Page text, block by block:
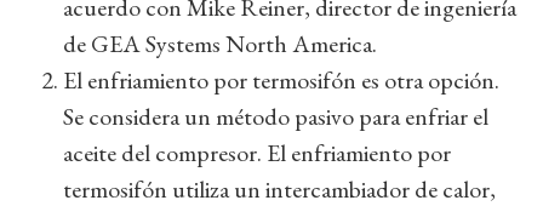
acuerdo con Mike Reiner, director de ingeniería
de GEA Systems North America.
El enfriamiento por termosifón es otra opción.
Se considera un método pasivo para enfriar el
aceite del compresor. El enfriamiento por
termosifón utiliza un intercambiador de calor,